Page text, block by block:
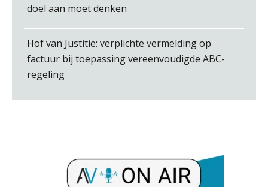
Chris Dijkstra
doel aan moet denken
Hof van Justitie: verplichte vermelding op
factuur bij toepassing vereenvoudigde ABC-
regeling